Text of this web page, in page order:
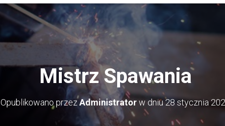
Mistrz Spawania
Opublikowano przezAdministratorw dniu 28 stycznia